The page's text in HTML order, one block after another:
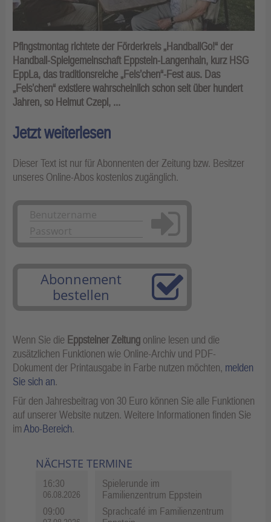
Pfingstmontag richtete der Förderkreis „HandballGo!“ der
Handball-Spielgemeinschaft Eppstein-Langenhain, kurz HSG
EppLa, das traditionsreiche „Fels’chen“-Fest aus. Das
„Fels’chen“ existiere wahrscheinlich schon seit über hundert
Jahren, so Helmut Czepl, ...
Jetzt weiterlesen
Dieser Text ist nur für Abonnenten der Zeitung bzw. Besitzer
unseres Online-Abos kostenlos zugänglich.
Anmelden
Abonnement
bestellen
Wenn Sie die Eppsteiner Zeitung online lesen und die
zusätzlichen Funktionen wie Online-Archiv und PDF-
Dokument der Printausgabe in Farbe nutzen möchten, melden
Sie sich an.
Für den Jahresbeitrag von 30 Euro können Sie alle Funktionen
auf unserer Website nutzen. Weitere Informationen finden Sie
imAbo-Bereich.
NÄCHSTE TERMINE
16:30
06.08.2026
Spielerunde im
Familienzentrum Eppstein
09:00
Sprachcafé im Familienzentrum